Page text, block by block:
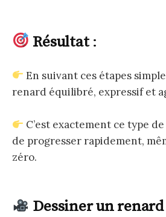
Résultat:
En suivant ces étapes
renard équilibré, expressif et
C’est exactement ce type
de progresser rapidement,
zéro.
Dessiner un